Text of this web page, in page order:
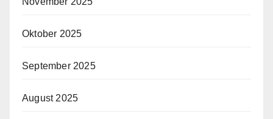
Oktober 2025
September 2025
August 2025